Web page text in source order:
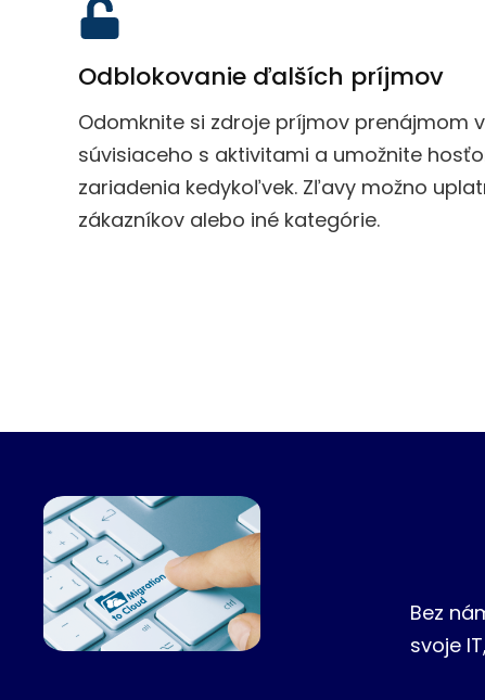
Odblokovanie ďalších príjmov
Odomknite si zdroje príjmov prenájmom
súvisiaceho s aktivitami a umožnite
zariadenia kedykoľvek. Zľavy možno
zákazníkov alebo iné kategórie.
Bez
svoje